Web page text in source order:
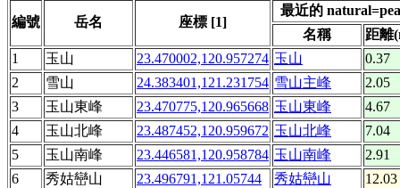
編號 岳名 座標 [1]
最近的
名稱
距離
1
玉山 23.470002,120.957274 玉山
0.37
2
雪山 24.383401,121.231754 雪山主峰
2.05
3
玉山東峰 23.470775,120.965668 玉山東峰
4.67
4
玉山北峰 23.487452,120.959672 玉山北峰
7.04
5
玉山南峰 23.446581,120.958784 玉山南峰
2.91
6
秀姑巒山 23.496791,121.05744 秀姑巒山
12.03